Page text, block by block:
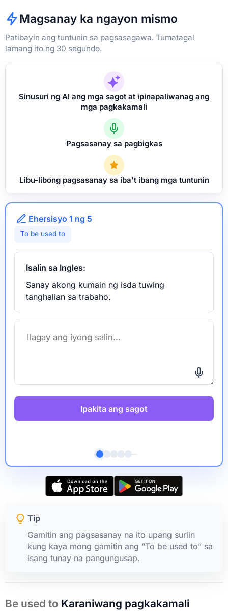
Magsanay ka ngayon mismo
Patibayin ang tuntunin sa pagsasagawa. Tumatagal
lamang ito ng 30 segundo.
Sinusuri ng AI ang mga sagot at ipinapaliwanag ang
mga pagkakamali
Pagsasanay sa pagbigkas
Libu-libong pagsasanay sa iba't ibang mga tuntunin
Ehersisyo 1 ng 5
To be used to
Isalin sa Ingles:
Sanay akong kumain ng isda tuwing
tanghalian sa trabaho.
Ipakita ang sagot
Tip
Gamitin ang pagsasanay na ito upang suriin
kung kaya mong gamitin ang “To be used to” sa
isang tunay na pangungusap.
Be used to Karaniwang pagkakamali